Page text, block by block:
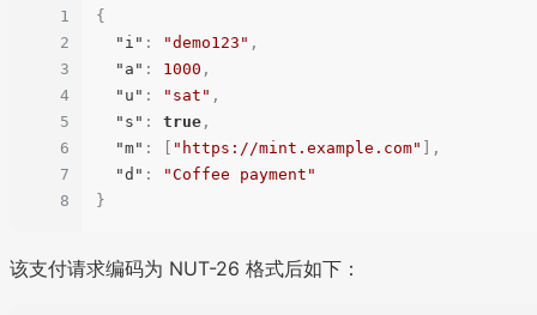
1
2
3
4
5
6
7
8
{
"i" : "demo123" ,
"a" : 1000 ,
"u" : "sat" ,
"s" : true ,
"m" : "https://mint.example.com"
,
"d" :
"Coffee payment"
}
该支付请求编码为 NUT-26 格式后如下：